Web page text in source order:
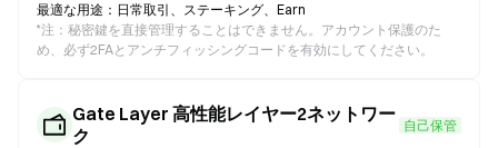
最適な用途：日常取引、ステーキング、Earn
*注：秘密鍵を直接管理することはできません。アカウント保護のた
め、必ず2FAとアンチフィッシングコードを有効にしてください。
Gate Layer 高性能レイヤー2ネットワー
ク
自己保管